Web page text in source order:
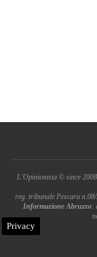
L'Opinionista © since
reg. tribunale Pescara
Informazione Abruzzo:
Privacy